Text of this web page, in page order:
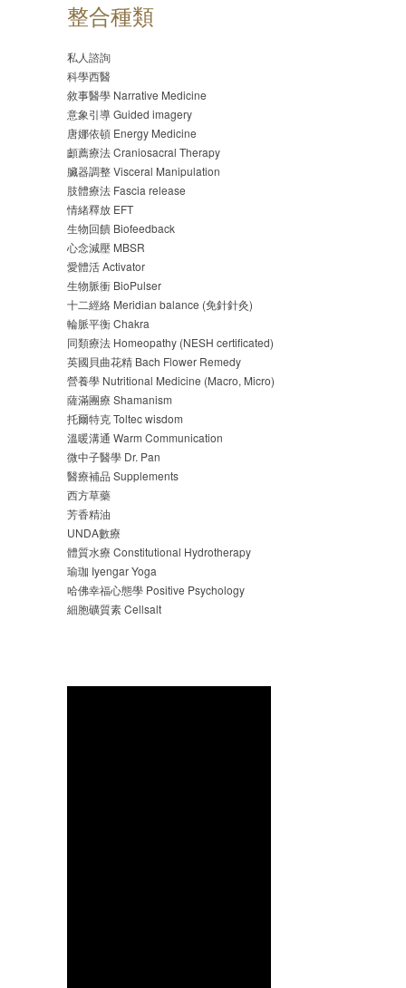
整合種類
私人諮詢
科學西醫
敘事醫學 Narrative Medicine
意象引導 Guided imagery
唐娜依頓 Energy Medicine
顱薦療法 Craniosacral Therapy
臟器調整 Visceral Manipulation
肢體療法 Fascia release
情緒釋放 EFT
生物回饋 Biofeedback
心念減壓 MBSR
愛體活 Activator
生物脈衝 BioPulser
十二經絡 Meridian balance (免針針灸)
輪脈平衡 Chakra
同類療法 Homeopathy (NESH certificated)
英國貝曲花精 Bach Flower Remedy
營養學 Nutritional Medicine (Macro, Micro)
薩滿團療 Shamanism
托爾特克 Toltec wisdom
溫暖溝通 Warm Communication
微中子醫學 Dr. Pan
醫療補品 Supplements
西方草藥
芳香精油
UNDA數療
體質水療 Constitutional Hydrotherapy
瑜珈 Iyengar Yoga
哈佛幸福心態學 Positive Psychology
細胞礦質素 Cellsalt